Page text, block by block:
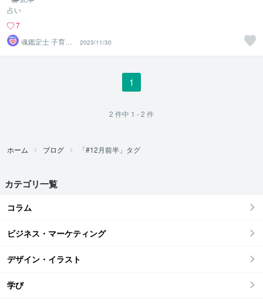
占い
7
魂鑑定士 子育て
かぁちゃん！
2023/11/30
1
2 件中 1 - 2 件
ホーム ブログ 「#12月前半」タグ
カテゴリ一覧
コラム
ビジネス・マーケティング
デザイン・イラスト
学び